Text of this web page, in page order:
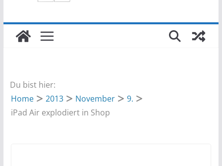
Du bist hier:
Home
2013 November
9.
iPad Air explodiert in Shop